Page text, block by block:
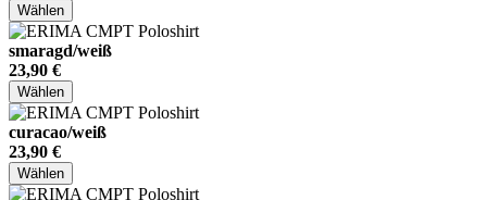
Wählen
smaragd/weiß
23,90 €
Wählen
curacao/weiß
23,90 €
Wählen